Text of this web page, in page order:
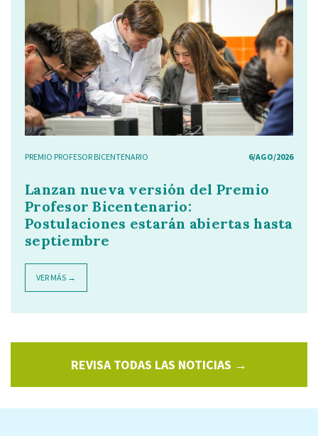
PREMIO PROFESOR BICENTENARIO 6/AGO/2026
Lanzan nueva versión del Premio
Profesor Bicentenario:
Postulaciones estarán abiertas hasta
septiembre
VER MÁS →
REVISA TODAS LAS NOTICIAS →